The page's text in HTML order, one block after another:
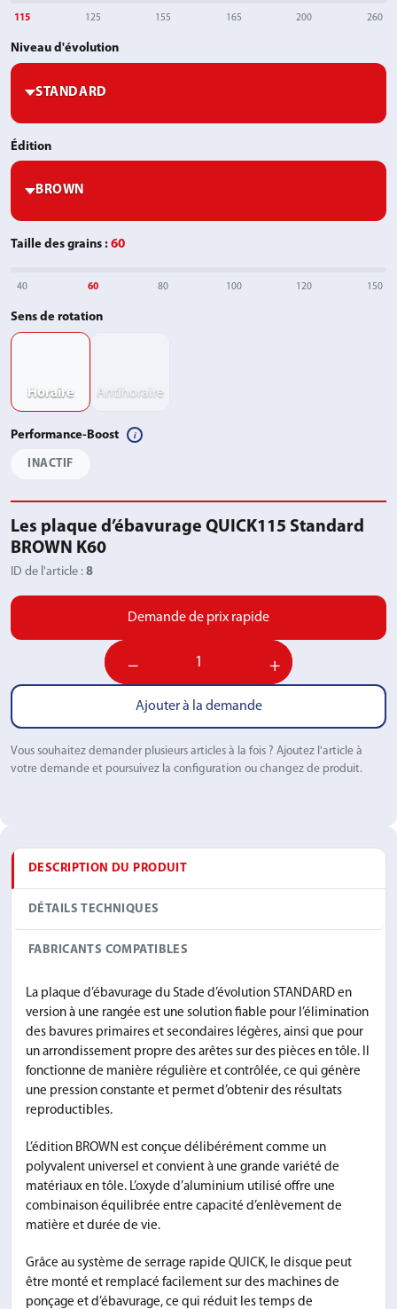
DESCRIPTION DU PRODUIT
DÉTAILS TECHNIQUES
FABRICANTS COMPATIBLES
La plaque d’ébavurage du Stade d’évolution STANDARD en
version à une rangée est une solution fiable pour l’élimination
des bavures primaires et secondaires légères, ainsi que pour
un arrondissement propre des arêtes sur des pièces en tôle. Il
fonctionne de manière régulière et contrôlée, ce qui génère
une pression constante et permet d’obtenir des résultats
reproductibles.
L’édition BROWN est conçue délibérément comme un
polyvalent universel et convient à une grande variété de
matériaux en tôle. L’oxyde d’aluminium utilisé offre une
combinaison équilibrée entre capacité d’enlèvement de
matière et durée de vie.
Grâce au système de serrage rapide QUICK, le disque peut
être monté et remplacé facilement sur des machines de
ponçage et d’ébavurage, ce qui réduit les temps de
115 125 155 165 200 260
Niveau d'évolution
Édition
Taille des grains : 60
40 60 80 100 120 150
Sens de rotation
Horaire Antihoraire
Performance-Boost i
INACTIF
Les plaque d’ébavurage QUICK115 Standard
BROWN K60
ID de l'article : 8
Demande de prix rapide
− +
Ajouter à la demande
Vous souhaitez demander plusieurs articles à la fois ? Ajoutez l'article à
votre demande et poursuivez la configuration ou changez de produit.